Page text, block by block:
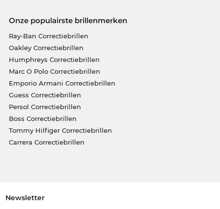
Onze populairste brillenmerken
Ray-Ban Correctiebrillen
Oakley Correctiebrillen
Humphreys Correctiebrillen
Marc O Polo Correctiebrillen
Emporio Armani Correctiebrillen
Guess Correctiebrillen
Persol Correctiebrillen
Boss Correctiebrillen
Tommy Hilfiger Correctiebrillen
Carrera Correctiebrillen
Newsletter